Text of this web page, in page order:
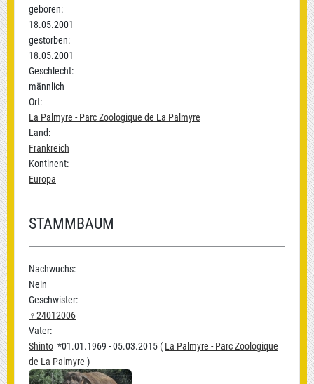
geboren:
18.05.2001
gestorben:
18.05.2001
Geschlecht:
männlich
Ort:
La Palmyre - Parc Zoologique de La Palmyre
Land:
Frankreich
Kontinent:
Europa
STAMMBAUM
Nachwuchs:
Nein
Geschwister:
♀24012006
Vater:
Shinto *01.01.1969 - 05.03.2015 ( La Palmyre - Parc Zoologique
de La Palmyre )